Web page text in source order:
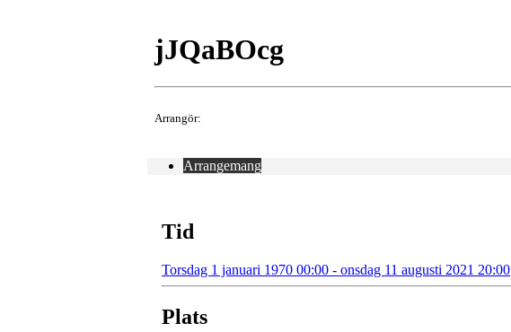
jJQaBOcg
Arrangör:
Arrangemang
Tid
Torsdag 1 januari 1970 00:00 - onsdag 11 augusti 2021 20:00
Plats